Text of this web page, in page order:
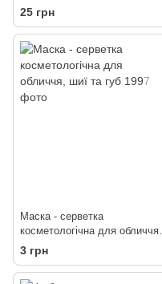
25 грн
Маска - серветка
косметологічна для обличчя,
шиї та губ
3 грн